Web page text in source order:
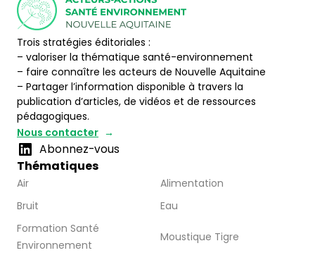
Trois stratégies éditoriales :
– valoriser la thématique santé-environnement
– faire connaître les acteurs de Nouvelle Aquitaine
– Partager l’information disponible à travers la
publication d’articles, de vidéos et de ressources
pédagogiques.
Nous contacter
Abonnez-vous
Thématiques
Air
Alimentation
Bruit
Eau
Formation Santé
Environnement
Moustique Tigre